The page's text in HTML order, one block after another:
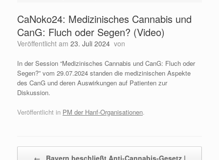
CaNoko24: Medizinisches Cannabis und
CanG: Fluch oder Segen? (Video)
Veröffentlicht am 23. Juli 2024 von
In der Session “Medizinisches Cannabis und CanG: Fluch oder
Segen?” vom 29.07.2024 standen die medizinischen Aspekte
des CanG und deren Auswirkungen auf Patienten zur
Diskussion.
Veröffentlicht in PM der Hanf-Organisationen.
←
Bayern beschließt Anti-Cannabis-Gesetz |